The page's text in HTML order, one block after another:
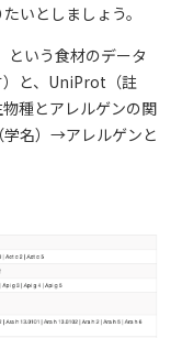
いとしましょう。
いう食材のデータ
）と、UniProt（註
種とアレルゲンの関
名）→アレルゲンと